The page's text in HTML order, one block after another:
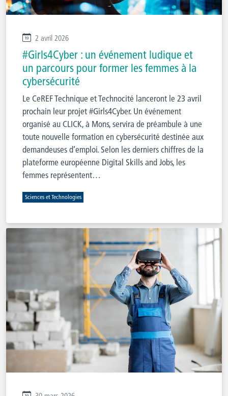
2 avril 2026
#Girls4Cyber : un événement ludique et
un parcours pour former les femmes à la
cybersécurité
Le CeREF Technique et Technocité lanceront le 23 avril
prochain leur projet #Girls4Cyber. Un événement
organisé au CLICK, à Mons, servira de préambule à une
toute nouvelle formation en cybersécurité destinée aux
demandeuses d’emploi. Selon les derniers chiffres de la
plateforme européenne Digital Skills and Jobs, les
femmes représentent…
Sciences et Technologies